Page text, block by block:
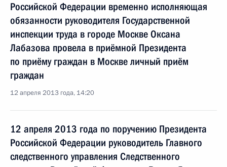
Российской Федерации временно исполняющая
обязанности руководителя Государственной
инспекции труда в городе Москве Оксана
Лабазова провела в приёмной Президента
по приёму граждан в Москве личный приём
граждан
12 апреля 2013 года, 14:20
12 апреля 2013 года по поручению Президента
Российской Федерации руководитель Главного
следственного управления Следственного